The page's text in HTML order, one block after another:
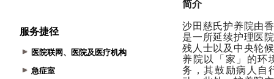
服务捷径
医院联网、医院及医疗机构
急症室